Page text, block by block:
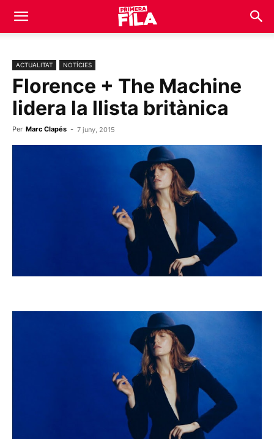
ACTUALITAT NOTÍCIES
Florence + The Machine
lidera la llista britànica
Per Marc Clapés - 7 juny, 2015